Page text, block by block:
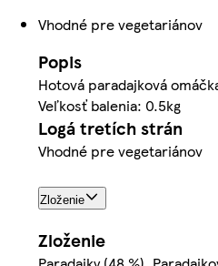
Vhodné pre vegetariánov
Popis
Hotová paradajková
Veľkosť balenia: 0.5kg
Logá tretích strán
Vhodné pre vegetariánov
Zloženie
Zloženie